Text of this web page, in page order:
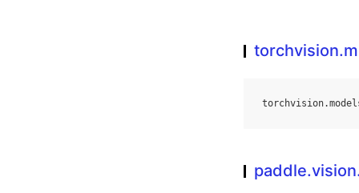
torchvision.